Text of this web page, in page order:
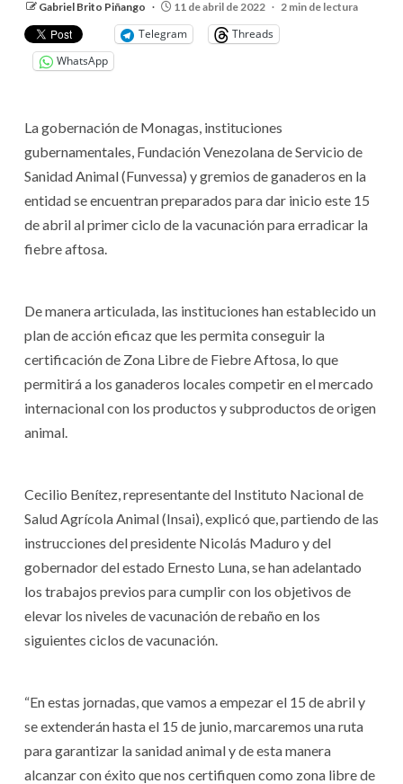
Gabriel Brito Piñango 11 de abril de 2022 2 min de lectura
Telegram
Threads
WhatsApp
La gobernación de Monagas, instituciones
gubernamentales, Fundación Venezolana de Servicio de
Sanidad Animal (Funvessa) y gremios de ganaderos en la
entidad se encuentran preparados para dar inicio este 15
de abril al primer ciclo de la vacunación para erradicar la
fiebre aftosa.
De manera articulada, las instituciones han establecido un
plan de acción eficaz que les permita conseguir la
certificación de Zona Libre de Fiebre Aftosa, lo que
permitirá a los ganaderos locales competir en el mercado
internacional con los productos y subproductos de origen
animal.
Cecilio Benítez, representante del Instituto Nacional de
Salud Agrícola Animal (Insai), explicó que, partiendo de las
instrucciones del presidente Nicolás Maduro y del
gobernador del estado Ernesto Luna, se han adelantado
los trabajos previos para cumplir con los objetivos de
elevar los niveles de vacunación de rebaño en los
siguientes ciclos de vacunación.
“En estas jornadas, que vamos a empezar el 15 de abril y
se extenderán hasta el 15 de junio, marcaremos una ruta
para garantizar la sanidad animal y de esta manera
alcanzar con éxito que nos certifiquen como zona libre de